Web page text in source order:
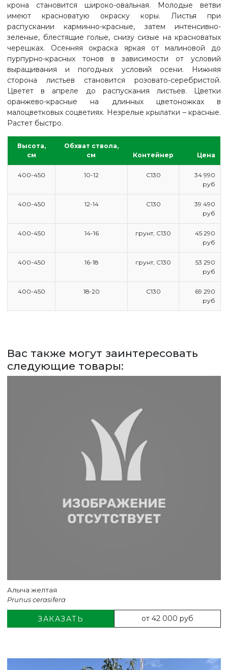
ГЛАВНАЯ
СДЕЛАТЬ ЗАКАЗ
ЗАДАТЬ ВОПРОС
ВЕРНУТСЯ НА ГЛАВНЫЙ САЙТ
крона становится широко-овальная. Молодые ветви
имеют красноватую окраску коры. Листья при
распускании карминно-красные, затем интенсивно-
зеленые, блестящие голые, снизу сизые на красноватых
черешках. Осенняя окраска яркая от малиновой до
пурпурно-красных тонов в зависимости от условий
выращивания и погодных условий осени. Нижняя
сторона листьев становится розовато-серебристой.
Цветет в апреле до распускания листьев. Цветки
оранжево-красные на длинных цветоножках в
малоцветковых соцветиях. Незрелые крылатки – красные.
Растет быстро.
Высота,
см
Обхват ствола,
см
Контейнер Цена
400-450 10-12 С130
34 990
руб
400-450 12-14 С130
39 490
руб
400-450 14-16 грунт, С130
45 290
руб
400-450 16-18 грунт, С130
53 290
руб
400-450 18-20 С130
69 290
руб
Вас также могут заинтересовать
следующие товары:
Алыча желтая
Prunus cerasifera
ЗАКАЗАТЬ от 42 000 руб